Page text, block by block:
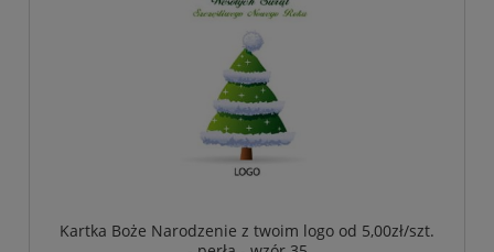
Kartka Boże Narodzenie z twoim logo od 5,00zł/szt.